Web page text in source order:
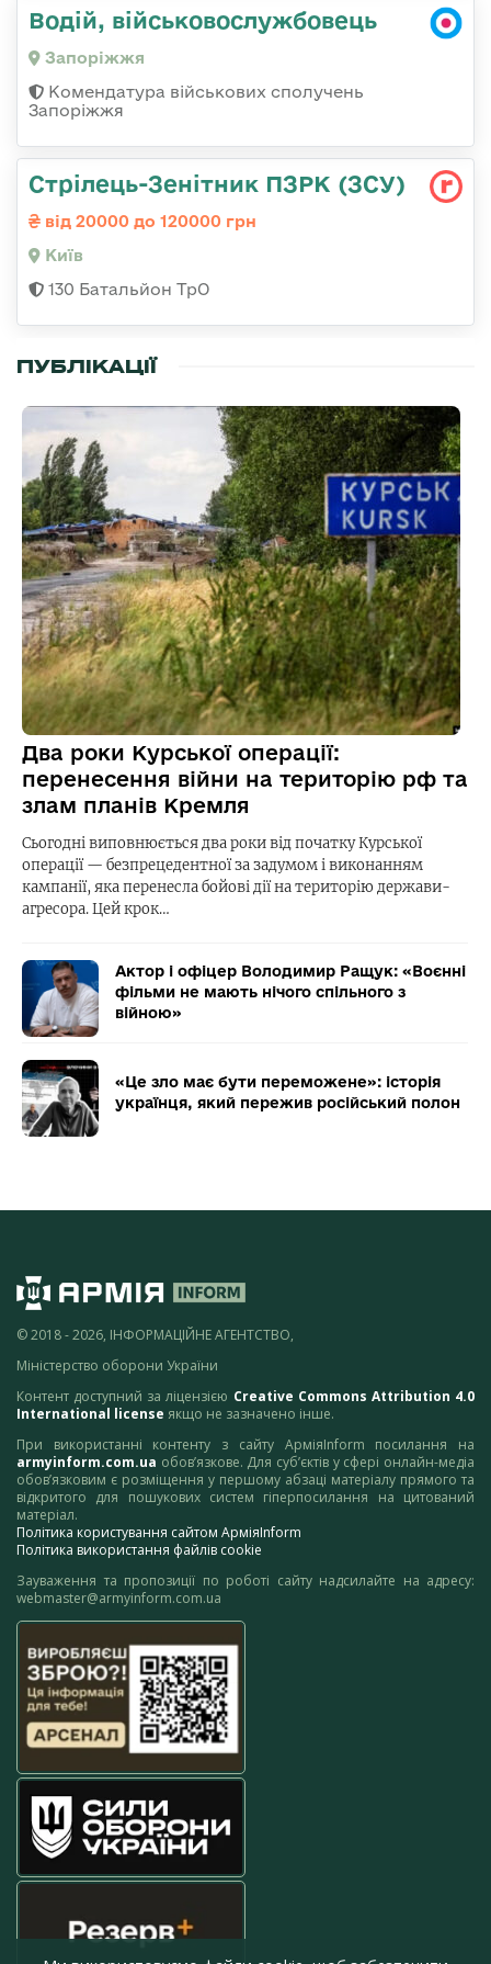
Водій, військовослужбовець
Запоріжжя
Комендатура військових сполучень
Запоріжжя
Стрілець-Зенітник ПЗРК (ЗСУ)
від 20000 до 120000 грн
Київ
130 Батальйон ТрО
ПУБЛІКАЦІЇ
Два роки Курської операції:
перенесення війни на територію рф та
злам планів Кремля
Сьогодні виповнюється два роки від початку Курської
операції — безпрецедентної за задумом і виконанням
кампанії, яка перенесла бойові дії на територію держави-
агресора. Цей крок…
Актор і офіцер Володимир Ращук: «Воєнні
фільми не мають нічого спільного з
війною»
«Це зло має бути переможене»: історія
українця, який пережив російський полон
© 2018 - 2026, ІНФОРМАЦІЙНЕ АГЕНТСТВО,
Міністерство оборони України
Контент доступний за ліцензією Creative Commons Attribution 4.0
International license якщо не зазначено інше.
При використанні контенту з сайту АрміяInform посилання на
armyinform.com.ua обов’язкове. Для суб’єктів у сфері онлайн-медіа
обов’язковим є розміщення у першому абзаці матеріалу прямого та
відкритого для пошукових систем гіперпосилання на цитований
матеріал.
Політика користування сайтом АрміяInform
Політика використання файлів cookie
Зауваження та пропозиції по роботі сайту надсилайте на адресу:
webmaster@armyinform.com.ua